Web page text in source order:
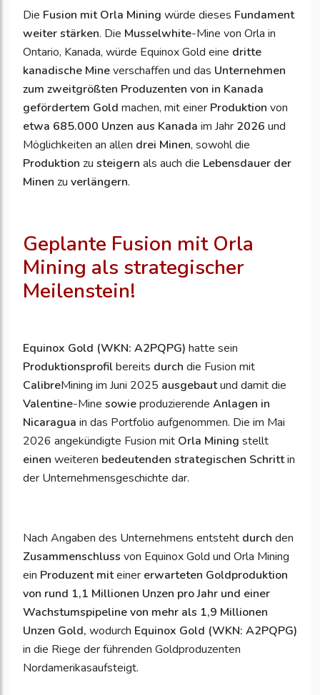
Die Fusion mit Orla Mining würde dieses Fundament
weiter stärken. Die Musselwhite-Mine von Orla in
Ontario, Kanada, würde Equinox Gold eine dritte
kanadische Mineverschaffen und das Unternehmen
zum zweitgrößten Produzenten von in Kanada
gefördertem Gold machen, mit einer Produktion von
etwa 685.000 Unzen aus Kanada im Jahr 2026 und
Möglichkeiten an allen drei Minen, sowohl die
Produktion zu steigern als auch die Lebensdauer der
Minen zu verlängern.
Geplante Fusion mit Orla
Mining als strategischer
Meilenstein!
Equinox Gold (WKN: A2PQPG) hatte sein
Produktionsprofilbereits durch die Fusion mit
CalibreMining im Juni 2025 ausgebautund damit die
Valentine-Mine sowieproduzierende Anlagen in
Nicaragua in das Portfolio aufgenommen. Die im Mai
2026 angekündigte Fusion mit Orla Mining stellt
einen weiteren bedeutenden strategischen Schrittin
der Unternehmensgeschichte dar.
Nach Angaben des Unternehmens entsteht durch den
Zusammenschluss von Equinox Gold und Orla Mining
ein Produzent miteiner erwarteten Goldproduktion
von rund 1,1 Millionen Unzen pro Jahr und einer
Wachstumspipeline von mehr als 1,9 Millionen
Unzen Gold, wodurch Equinox Gold (WKN: A2PQPG)
in die Riege der führenden Goldproduzenten
Nordamerikasaufsteigt.